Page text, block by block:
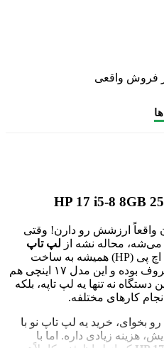
فروش واقعی
واقعاً ارزشش رو دارن! وقتی
می‌شه، محاله نشه از لپ تاپ
صحبت کرد. اچ پی (HP) همیشه به ساخت
دستگاه‌های مقاوم و کاربردی معروف بوده و این مدل ۱۷ اینچی هم
نه تنها یه لپ تاپه، بلکه
کارهای مختلفه.
بخوای، خرید یه لپ تاپ نو با
هزینه زیادی داره. اما با